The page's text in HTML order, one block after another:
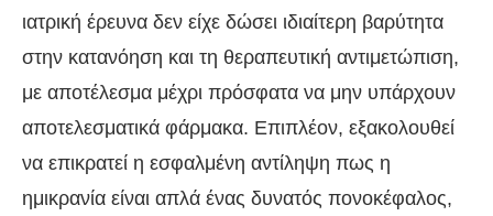
ιατρική έρευνα δεν είχε δώσει ιδιαίτερη βαρύτητα
στην κατανόηση και τη θεραπευτική αντιμετώπιση,
με αποτέλεσμα μέχρι πρόσφατα να μην υπάρχουν
αποτελεσματικά φάρμακα. Επιπλέον, εξακολουθεί
να επικρατεί η εσφαλμένη αντίληψη πως η
ημικρανία είναι απλά ένας δυνατός πονοκέφαλος,